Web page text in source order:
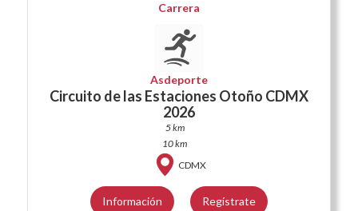
Carrera
Asdeporte
Circuito de las Estaciones Otoño CDMX
2026
5 km
10 km
CDMX
Información Regístrate